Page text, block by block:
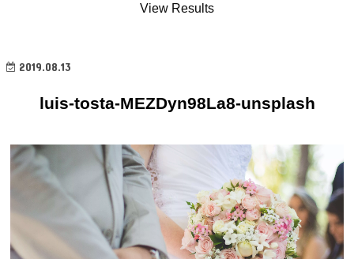
View Results
2019.08.13
luis-tosta-MEZDyn98La8-unsplash